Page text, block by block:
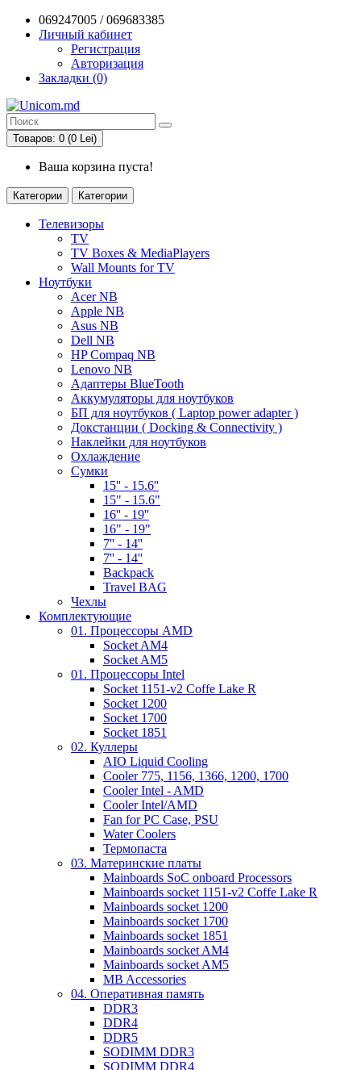
069247005 / 069683385
Личный кабинет
Регистрация
Авторизация
Закладки (0)
Товаров: 0 (0 Lei)
Ваша корзина пуста!
Категории Категории
Телевизоры
TV
TV Boxes & MediaPlayers
Wall Mounts for TV
Ноутбуки
Acer NB
Apple NB
Asus NB
Dell NB
HP Compaq NB
Lenovo NB
Адаптеры BlueTooth
Аккумуляторы для ноутбуков
БП для ноутбуков ( Laptop power adapter )
Докстанции ( Docking & Connectivity )
Наклейки для ноутбуков
Охлаждение
Сумки
15'' - 15.6''
15" - 15.6"
16'' - 19''
16" - 19"
7'' - 14''
7'' - 14''
Backpack
Travel BAG
Чехлы
Комплектующие
01. Процессоры AMD
Socket AM4
Socket AM5
01. Процессоры Intel
Socket 1151-v2 Coffe Lake R
Socket 1200
Socket 1700
Socket 1851
02. Куллеры
AIO Liquid Cooling
Cooler 775, 1156, 1366, 1200, 1700
Cooler Intel - AMD
Cooler Intel/AMD
Fan for PC Case, PSU
Water Coolers
Термопаста
03. Материнские платы
Mainboards SoC onboard Processors
Mainboards socket 1151-v2 Coffe Lake R
Mainboards socket 1200
Mainboards socket 1700
Mainboards socket 1851
Mainboards socket AM4
Mainboards socket AM5
MB Accessories
04. Оперативная память
DDR3
DDR4
DDR5
SODIMM DDR3
SODIMM DDR4